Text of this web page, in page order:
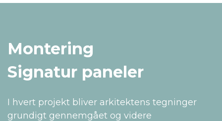
Montering
Signatur paneler
I hvert projekt bliver arkitektens tegninger
grundigt gennemgået og videre